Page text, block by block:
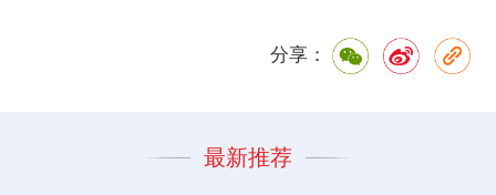
分享：
最新推荐